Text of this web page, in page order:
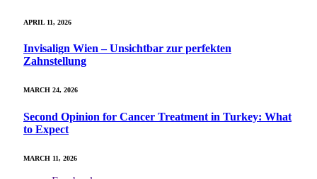
APRIL 11, 2026
Invisalign Wien – Unsichtbar zur perfekten
Zahnstellung
MARCH 24, 2026
Second Opinion for Cancer Treatment in Turkey: What
to Expect
MARCH 11, 2026